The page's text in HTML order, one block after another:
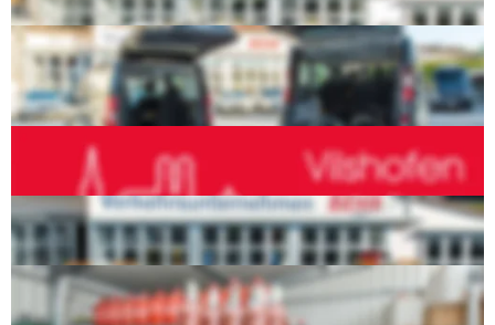
Schulbus-Fahrten Inclusive
Kooperationspartner für Citybus Vilshofen
Abschleppdienste incl. Spezialfahrzeuge
Gasauslieferungslager